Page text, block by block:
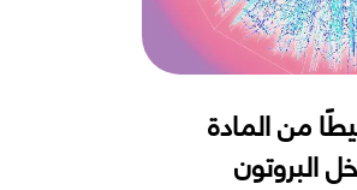
من المادة
البروتون